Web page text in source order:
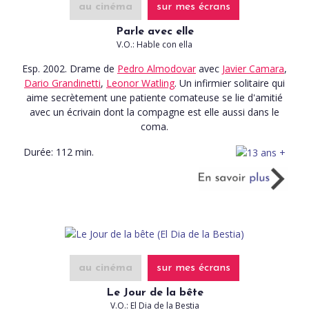
au cinéma sur mes écrans
Parle avec elle
V.O.: Hable con ella
Esp. 2002. Drame de Pedro Almodovar avec Javier Camara,
Dario Grandinetti, Leonor Watling. Un infirmier solitaire qui
aime secrètement une patiente comateuse se lie d'amitié
avec un écrivain dont la compagne est elle aussi dans le
coma.
Durée: 112 min.
au cinéma sur mes écrans
Le Jour de la bête
V.O.: El Dia de la Bestia